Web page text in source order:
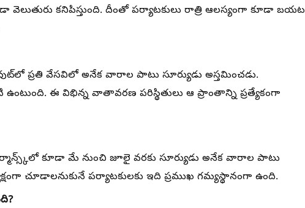
వెలుతురు కనిపిస్తుంది. దీంతో పర్యాటకులు రాత్రి ఆలస్యంగా కూడా బయట
ప్రతి వేసవిలో అనేక వారాల పాటు సూర్యుడు అస్తమించడు.
ఈ విభిన్న వాతావరణ పరిస్థితులు ఆ ప్రాంతాన్ని ప్రత్యేకంగా
కూడా మే నుంచి జూలై వరకు సూర్యుడు అనేక వారాల పాటు
చూడాలనుకునే పర్యాటకులకు ఇది ప్రముఖ గమ్యస్థానంగా ఉంది.